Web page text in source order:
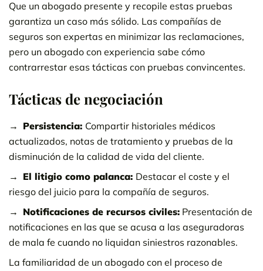
Que un abogado presente y recopile estas pruebas
garantiza un caso más sólido. Las compañías de
seguros son expertas en minimizar las reclamaciones,
pero un abogado con experiencia sabe cómo
contrarrestar esas tácticas con pruebas convincentes.
Tácticas de negociación
Persistencia: Compartir historiales médicos
actualizados, notas de tratamiento y pruebas de la
disminución de la calidad de vida del cliente.
El litigio como palanca: Destacar el coste y el
riesgo del juicio para la compañía de seguros.
Notificaciones de recursos civiles: Presentación de
notificaciones en las que se acusa a las aseguradoras
de mala fe cuando no liquidan siniestros razonables.
La familiaridad de un abogado con el proceso de